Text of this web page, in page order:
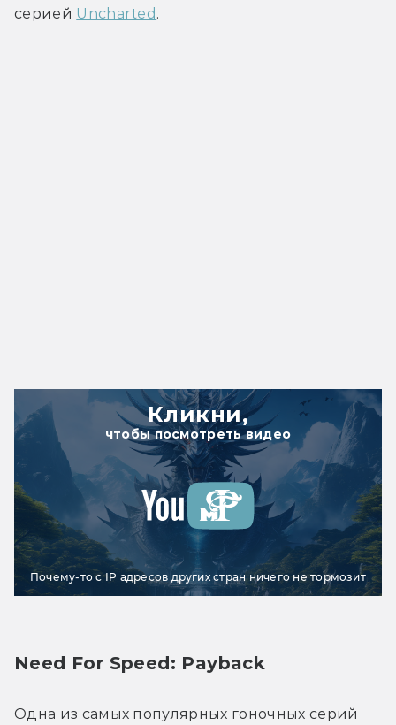
серией Uncharted .
Кликни,
чтобы посмотреть видео
Почему-то с IP адресов других стран ничего не тормозит
Need For Speed: Payback
Одна из самых популярных гоночных серий